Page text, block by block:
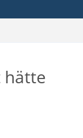
hätte